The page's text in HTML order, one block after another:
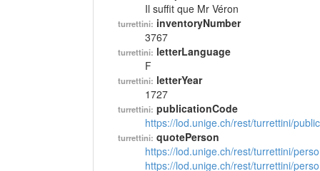
Il suffit que Mr Véron
turrettini: inventoryNumber
3767
turrettini: letterLanguage
F
turrettini: letterYear
1727
turrettini: publicationCode
https://lod.unige.ch/rest/turrettini/
turrettini: quotePerson
https://lod.unige.ch/rest/turrettini/
https://lod.unige.ch/rest/turrettini/